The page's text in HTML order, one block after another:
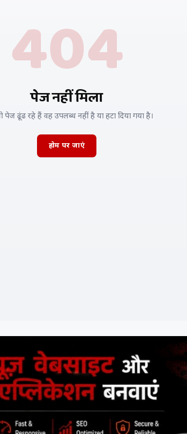
404
पेज नहीं मिला
ढूंढ रहे हैं वह उपलब्ध नहीं है या हटा दिया गया है।
होम पर जाएं